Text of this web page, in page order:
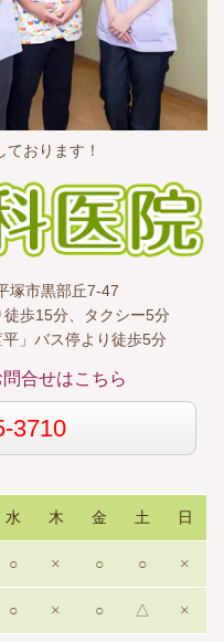
おります！
市黒部丘7-47
歩15分、タクシー5分
」バス停より徒歩5分
合せはこちら
3710
水 木 金 土 日
○ × ○ ○ ×
○ × ○ △ ×